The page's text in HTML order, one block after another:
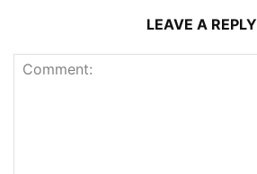
LEAVE A REPLY